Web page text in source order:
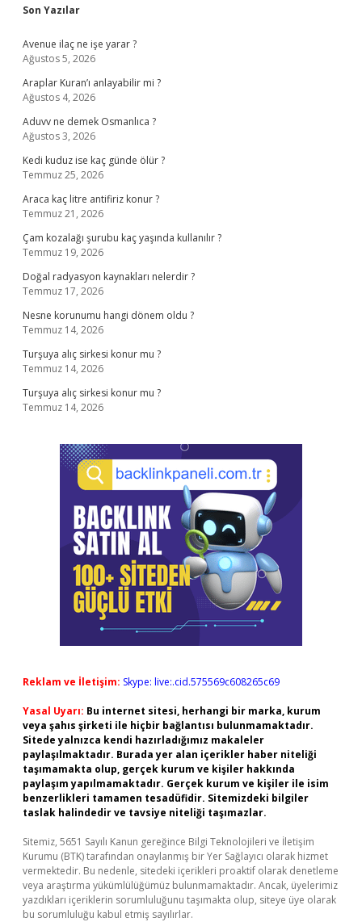
Sidebar
Son Yazılar
Avenue ilaç ne işe yarar ?
Ağustos 5, 2026
Araplar Kuran’ı anlayabilir mi ?
Ağustos 4, 2026
Aduvv ne demek Osmanlıca ?
Ağustos 3, 2026
Kedi kuduz ise kaç günde ölür ?
Temmuz 25, 2026
Araca kaç litre antifiriz konur ?
Temmuz 21, 2026
Çam kozalağı şurubu kaç yaşında kullanılır ?
Temmuz 19, 2026
Doğal radyasyon kaynakları nelerdir ?
Temmuz 17, 2026
Nesne korunumu hangi dönem oldu ?
Temmuz 14, 2026
Turşuya alıç sirkesi konur mu ?
Temmuz 14, 2026
Turşuya alıç sirkesi konur mu ?
Temmuz 14, 2026
Reklam ve İletişim: Skype: live:.cid.575569c608265c69
Yasal Uyarı: Bu internet sitesi, herhangi bir marka, kurum
veya şahıs şirketi ile hiçbir bağlantısı bulunmamaktadır.
Sitede yalnızca kendi hazırladığımız makaleler
paylaşılmaktadır. Burada yer alan içerikler haber niteliği
taşımamakta olup, gerçek kurum ve kişiler hakkında
paylaşım yapılmamaktadır. Gerçek kurum ve kişiler ile isim
benzerlikleri tamamen tesadüfidir. Sitemizdeki bilgiler
taslak halindedir ve tavsiye niteliği taşımazlar.
Sitemiz, 5651 Sayılı Kanun gereğince Bilgi Teknolojileri ve İletişim
Kurumu (BTK) tarafından onaylanmış bir Yer Sağlayıcı olarak hizmet
vermektedir. Bu nedenle, sitedeki içerikleri proaktif olarak denetleme
veya araştırma yükümlülüğümüz bulunmamaktadır. Ancak, üyelerimiz
yazdıkları içeriklerin sorumluluğunu taşımakta olup, siteye üye olarak
bu sorumluluğu kabul etmiş sayılırlar.